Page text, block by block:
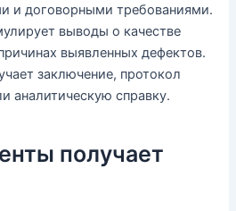
и договорными требованиями.
выводы о качестве
выявленных дефектов.
заключение, протокол
аналитическую справку.
получает